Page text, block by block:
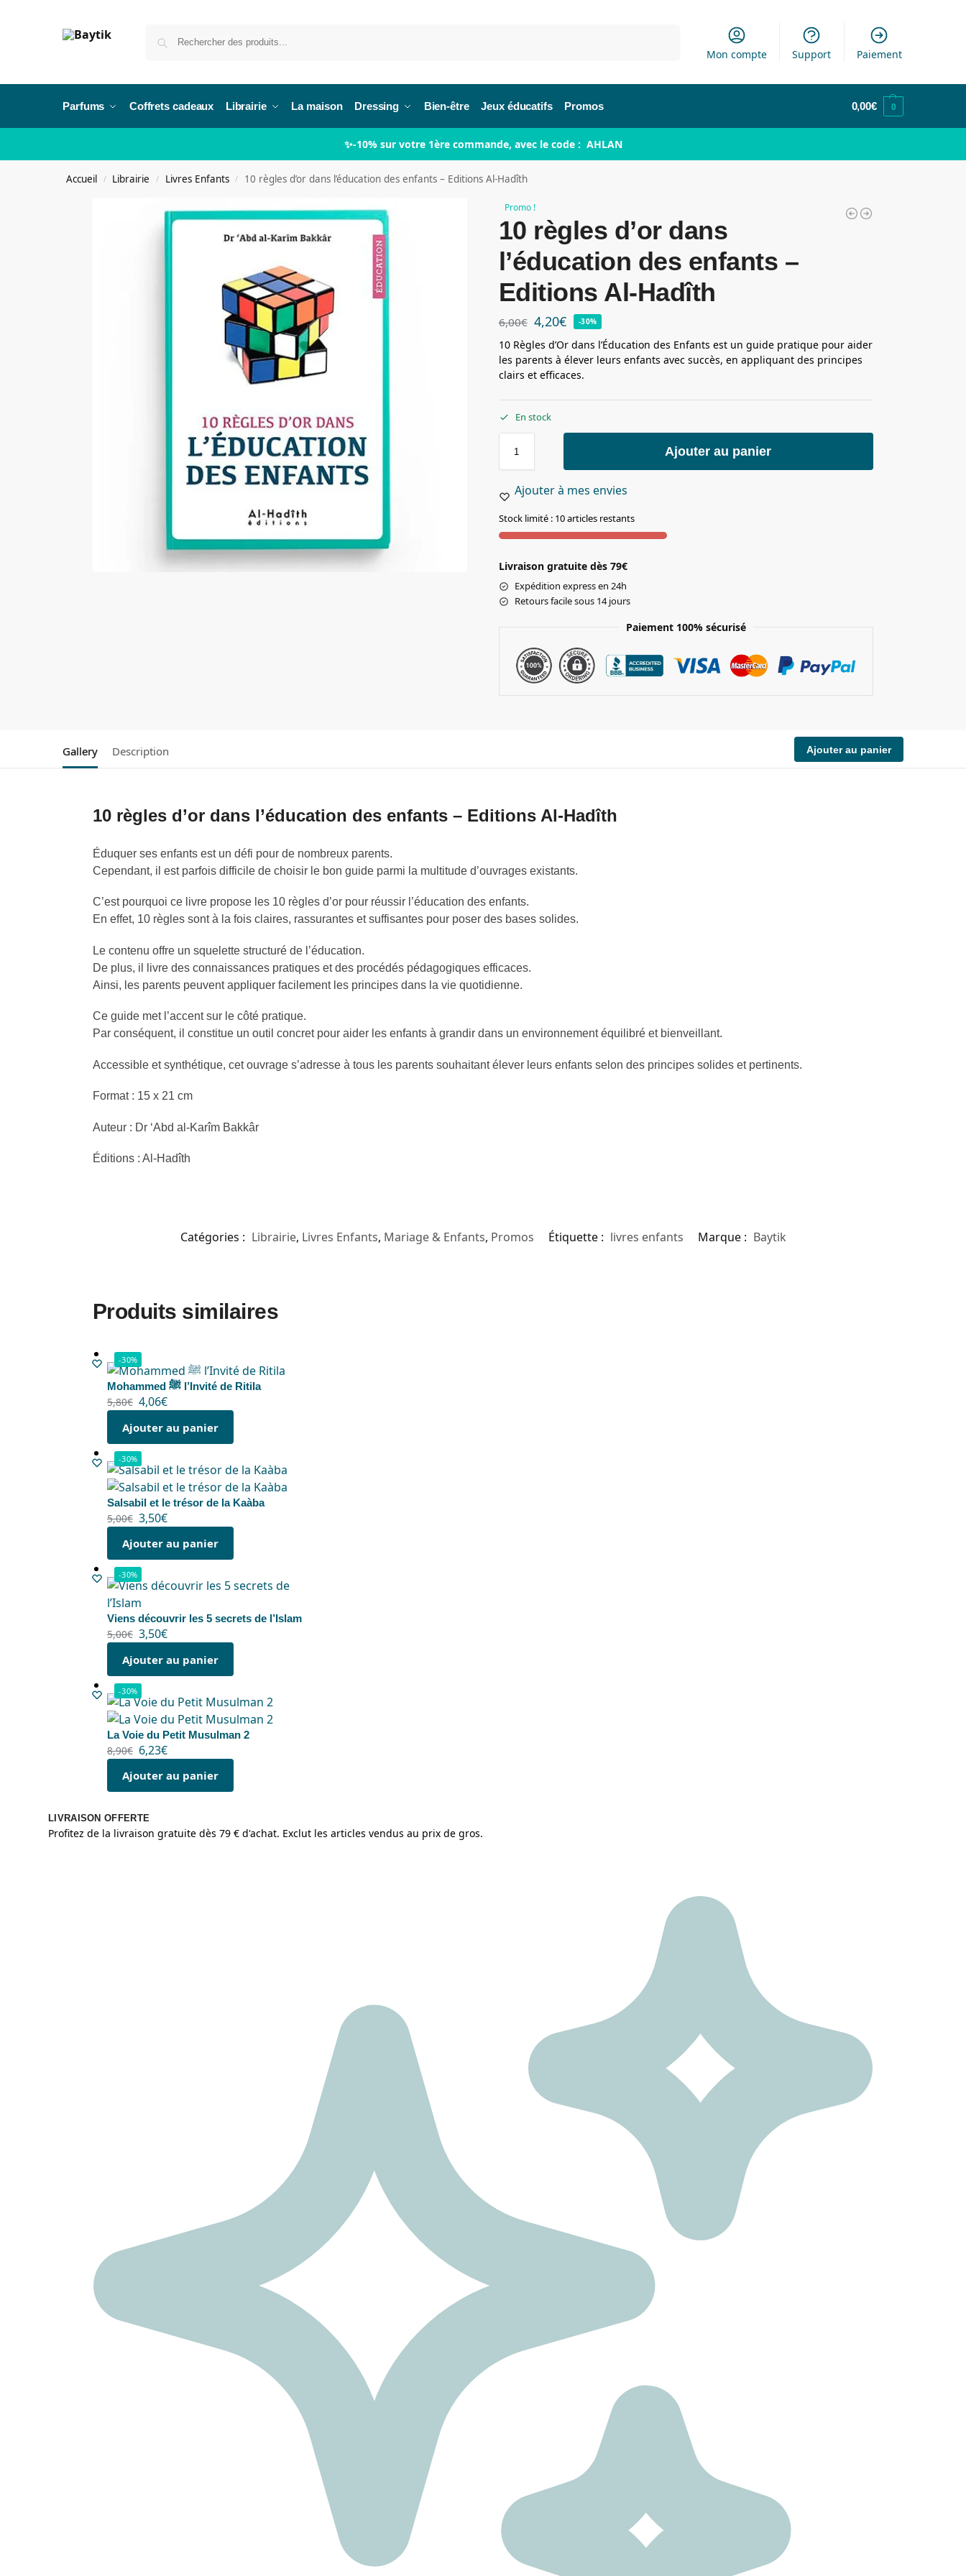
Mon compte Support Paiement
Parfums Coffrets cadeaux Librairie La maison Dressing Bien-être Jeux éducatifs Promos 0,00€ 0
✨-10% sur votre 1ère commande, avec le code : AHLAN
Accueil / Librairie / Livres Enfants / 10 règles d’or dans l’éducation des enfants – Editions Al-Hadîth
Promo !
10 règles d’or dans
l’éducation des enfants –
Editions Al-Hadîth
6,00€ 4,20€ -30%
10 Règles d’Or dans l’Éducation des Enfants est un guide pratique pour aider
les parents à élever leurs enfants avec succès, en appliquant des principes
clairs et efficaces.
En stock
Ajouter au panier
Ajouter à mes envies
Stock limité : 10 articles restants
Livraison gratuite dès 79€
Expédition express en 24h
Retours facile sous 14 jours
Paiement 100% sécurisé
Gallery Description Ajouter au panier
10 règles d’or dans l’éducation des enfants – Editions Al-Hadîth
Éduquer ses enfants est un défi pour de nombreux parents.
Cependant, il est parfois difficile de choisir le bon guide parmi la multitude d’ouvrages existants.
C’est pourquoi ce livre propose les 10 règles d’or pour réussir l’éducation des enfants.
En effet, 10 règles sont à la fois claires, rassurantes et suffisantes pour poser des bases solides.
Le contenu offre un squelette structuré de l’éducation.
De plus, il livre des connaissances pratiques et des procédés pédagogiques efficaces.
Ainsi, les parents peuvent appliquer facilement les principes dans la vie quotidienne.
Ce guide met l’accent sur le côté pratique.
Par conséquent, il constitue un outil concret pour aider les enfants à grandir dans un environnement équilibré et bienveillant.
Accessible et synthétique, cet ouvrage s’adresse à tous les parents souhaitant élever leurs enfants selon des principes solides et pertinents.
Format : 15 x 21 cm
Auteur : Dr ‘Abd al-Karîm Bakkâr
Éditions : Al-Hadîth
Catégories : Librairie, Livres Enfants, Mariage & Enfants, Promos Étiquette : livres enfants Marque : Baytik
Produits similaires
-30%
Mohammed ﷺ l’Invité de Ritila
5,80€ 4,06€
Ajouter au panier
-30%
Salsabil et le trésor de la Kaàba
5,00€ 3,50€
Ajouter au panier
-30%
Viens découvrir les 5 secrets de l’Islam
5,00€ 3,50€
Ajouter au panier
-30%
La Voie du Petit Musulman 2
8,90€ 6,23€
Ajouter au panier
LIVRAISON OFFERTE
Profitez de la livraison gratuite dès 79 € d'achat. Exclut les articles vendus au prix de gros.